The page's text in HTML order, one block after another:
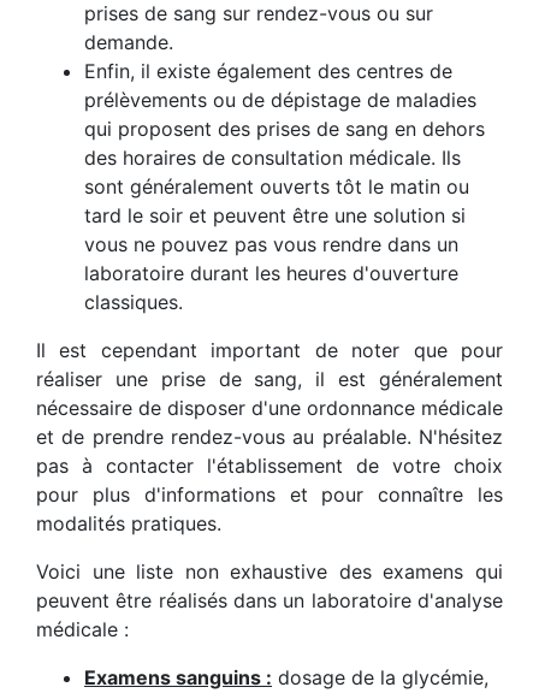
prises de sang sur rendez-vous ou sur
demande.
Enfin, il existe également des centres de
prélèvements ou de dépistage de maladies
qui proposent des prises de sang en dehors
des horaires de consultation médicale. Ils
sont généralement ouverts tôt le matin ou
tard le soir et peuvent être une solution si
vous ne pouvez pas vous rendre dans un
laboratoire durant les heures d'ouverture
classiques.
Il est cependant important de noter que pour
réaliser une prise de sang, il est généralement
nécessaire de disposer d'une ordonnance médicale
et de prendre rendez-vous au préalable. N'hésitez
pas à contacter l'établissement de votre choix
pour plus d'informations et pour connaître les
modalités pratiques.
Voici une liste non exhaustive des examens qui
peuvent être réalisés dans un laboratoire d'analyse
médicale :
Examens sanguins : dosage de la glycémie,